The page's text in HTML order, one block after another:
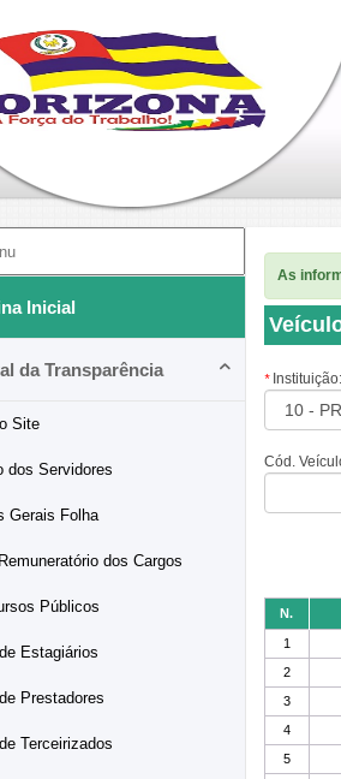
Inicial
da Transparência
Site
dos Servidores
Gerais Folha
dos Cargos
Públicos
Estagiários
Prestadores
Terceirizados
As
* Instituição:
Cód.
N.
1
2
3
4
5